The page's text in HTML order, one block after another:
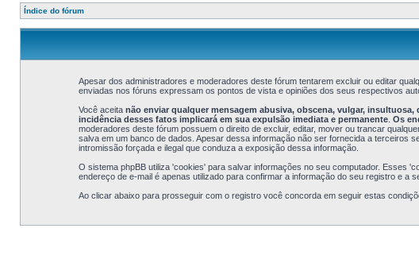
Índice do fórum
Apesar dos administradores e moderadores deste fórum tentarem excluir ou editar
enviadas nos fóruns expressam os pontos de vista e opiniões dos seus respectivos
Você aceita não enviar qualquer mensagem abusiva, obscena, vulgar,
incidência desses fatos implicará em sua expulsão imediata e permanente. Os
moderadores deste fórum possuem o direito de excluir, editar, mover ou trancar
salva em um banco de dados. Apesar dessa informação não ser fornecida a terceiros
intromissão forçada e ilegal que conduza a exposição dessa informação.
O sistema phpBB utiliza 'cookies' para salvar informações no seu computador. Esses
endereço de e-mail é apenas utilizado para confirmar a informação do seu registro e
Ao clicar abaixo para prosseguir com o registro você concorda em seguir estas